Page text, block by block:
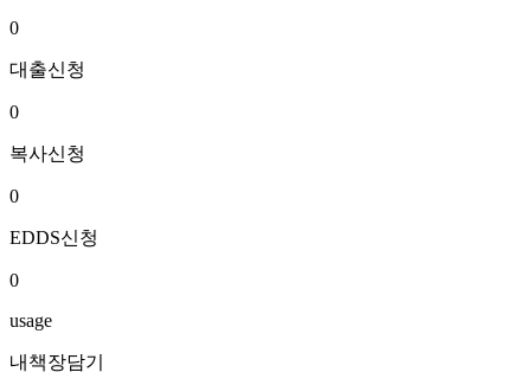
0
대출신청
0
복사신청
0
EDDS신청
0
usage
내책장담기